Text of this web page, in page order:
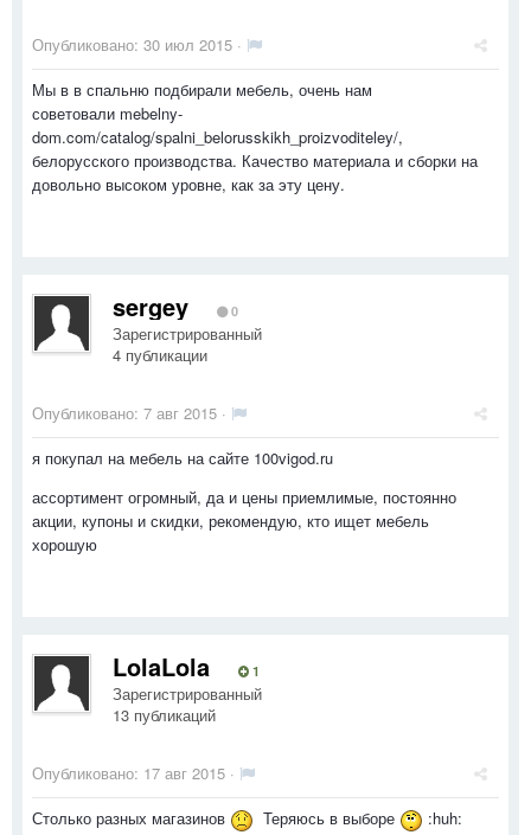
Опубликовано: 30 июл 2015 ·
Мы в в спальню подбирали мебель, очень нам
советовали mebelny-
dom.com/catalog/spalni_belorusskikh_proizvoditeley/,
белорусского производства. Качество материала и сборки на
довольно высоком уровне, как за эту цену.
sergey 0
Зарегистрированный
4 публикации
Опубликовано: 7 авг 2015 ·
я покупал на мебель на сайте 100vigod.ru
ассортимент огромный, да и цены приемлимые, постоянно
акции, купоны и скидки, рекомендую, кто ищет мебель
хорошую
LolaLola 1
Зарегистрированный
13 публикаций
Опубликовано: 17 авг 2015 ·
Столько разных магазинов
Теряюсь в выборе :huh: